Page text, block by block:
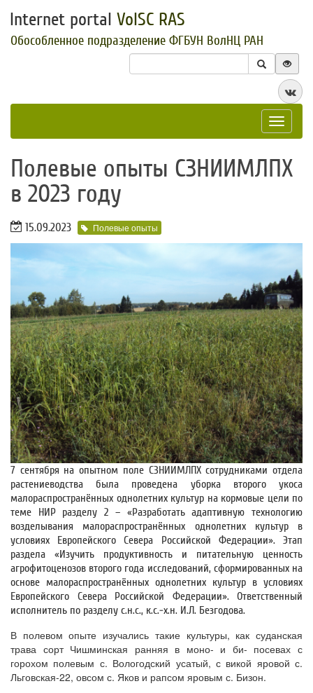
Internet portal VolSC RAS
Обособленное подразделение ФГБУН ВолНЦ РАН
Toggle
​Полевые опыты СЗНИИМЛПХ
в 2023 году
15.09.2023 Полевые опыты
7 сентября на опытном поле СЗНИИМЛПХ сотрудниками отдела
растениеводства была проведена уборка второго укоса
малораспространённых однолетних культур на кормовые цели по
теме НИР разделу 2 – «Разработать адаптивную технологию
возделывания малораспространённых однолетних культур в
условиях Европейского Севера Российской Федерации». Этап
раздела «Изучить продуктивность и питательную ценность
агрофитоценозов второго года исследований, сформированных на
основе малораспространённых однолетних культур в условиях
Европейского Севера Российской Федерации». Ответственный
исполнитель по разделу с.н.с., к.с.-х.н. И.Л. Безгодова.
В полевом опыте изучались такие культуры, как суданская
трава сорт Чишминская ранняя в моно- и би- посевах с
горохом полевым с. Вологодский усатый, с викой яровой с.
Льговская-22, овсом с. Яков и рапсом яровым с. Бизон.